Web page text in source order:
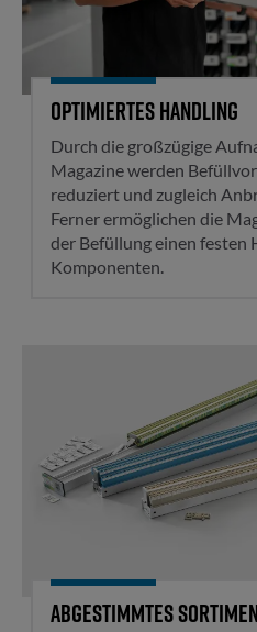
Optimiertes Handling
Durch die großzügige
Magazine werden
reduziert und zugleich
Ferner ermöglichen die
der Befüllung einen festen
Komponenten.
Abgestimmtes